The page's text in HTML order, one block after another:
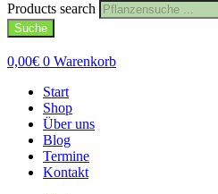
Products search
Suche
0,00€ 0 Warenkorb
Start
Shop
Über uns
Blog
Termine
Kontakt